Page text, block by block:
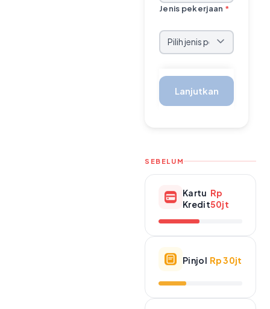
Jenis pekerjaan *
Lanjutkan
SEBELUM
Kartu
Kredit
Rp
50jt
Pinjol Rp 30jt